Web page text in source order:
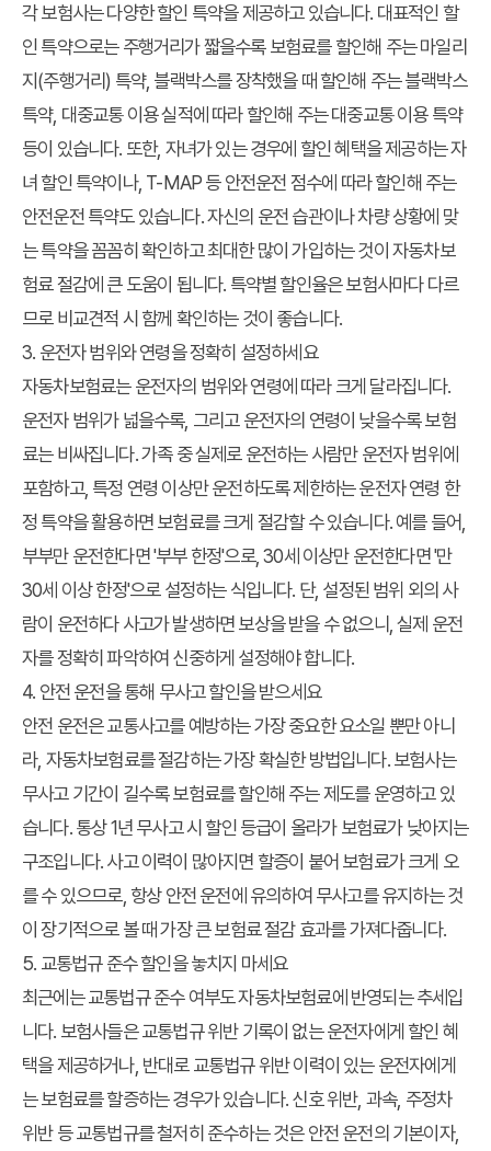
각 보험사는 다양한 할인 특약을 제공하고 있습니다. 대표적인 할
인 특약으로는 주행거리가 짧을수록 보험료를 할인해 주는 마일리
지(주행거리) 특약, 블랙박스를 장착했을 때 할인해 주는 블랙박스
특약, 대중교통 이용 실적에 따라 할인해 주는 대중교통 이용 특약
등이 있습니다. 또한, 자녀가 있는 경우에 할인 혜택을 제공하는 자
녀 할인 특약이나, T-MAP 등 안전운전 점수에 따라 할인해 주는
안전운전 특약도 있습니다. 자신의 운전 습관이나 차량 상황에 맞
는 특약을 꼼꼼히 확인하고 최대한 많이 가입하는 것이 자동차보
험료 절감에 큰 도움이 됩니다. 특약별 할인율은 보험사마다 다르
므로 비교견적 시 함께 확인하는 것이 좋습니다.
3. 운전자 범위와 연령을 정확히 설정하세요
자동차보험료는 운전자의 범위와 연령에 따라 크게 달라집니다.
운전자 범위가 넓을수록, 그리고 운전자의 연령이 낮을수록 보험
료는 비싸집니다. 가족 중 실제로 운전하는 사람만 운전자 범위에
포함하고, 특정 연령 이상만 운전하도록 제한하는 운전자 연령 한
정 특약을 활용하면 보험료를 크게 절감할 수 있습니다. 예를 들어,
부부만 운전한다면 '부부 한정'으로, 30세 이상만 운전한다면 '만
30세 이상 한정'으로 설정하는 식입니다. 단, 설정된 범위 외의 사
람이 운전하다 사고가 발생하면 보상을 받을 수 없으니, 실제 운전
자를 정확히 파악하여 신중하게 설정해야 합니다.
4. 안전 운전을 통해 무사고 할인을 받으세요
안전 운전은 교통사고를 예방하는 가장 중요한 요소일 뿐만 아니
라, 자동차보험료를 절감하는 가장 확실한 방법입니다. 보험사는
무사고 기간이 길수록 보험료를 할인해 주는 제도를 운영하고 있
습니다. 통상 1년 무사고 시 할인 등급이 올라가 보험료가 낮아지는
구조입니다. 사고 이력이 많아지면 할증이 붙어 보험료가 크게 오
를 수 있으므로, 항상 안전 운전에 유의하여 무사고를 유지하는 것
이 장기적으로 볼 때 가장 큰 보험료 절감 효과를 가져다줍니다.
5. 교통법규 준수 할인을 놓치지 마세요
최근에는 교통법규 준수 여부도 자동차보험료에 반영되는 추세입
니다. 보험사들은 교통법규 위반 기록이 없는 운전자에게 할인 혜
택을 제공하거나, 반대로 교통법규 위반 이력이 있는 운전자에게
는 보험료를 할증하는 경우가 있습니다. 신호 위반, 과속, 주정차
위반 등 교통법규를 철저히 준수하는 것은 안전 운전의 기본이자,